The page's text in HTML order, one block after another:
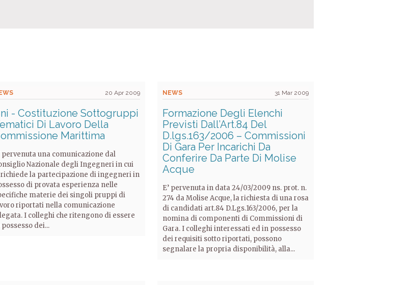
20 Apr 2009
- Costituzione Sottogruppi
Di Lavoro Della
Marittima
pervenuta una comunicazione dal
Nazionale degli Ingegneri in cui
richiede la partecipazione di ingegneri in
di provata esperienza nelle
materie dei singoli pruppi di
riportati nella comunicazione
I colleghi che ritengono di essere
dei...
NEWS 31 Mar 2009
Formazione Degli Elenchi
Previsti Dall’Art.84 Del
D.lgs.163/2006 – Commissioni
Di Gara Per Incarichi Da
Conferire Da Parte Di Molise
Acque
E’ pervenuta in data 24/03/2009 ns. prot. n.
274 da Molise Acque, la richiesta di una rosa
di candidati art.84 D.Lgs.163/2006, per la
nomina di componenti di Commissioni di
Gara. I colleghi interessati ed in possesso
dei requisiti sotto riportati, possono
segnalare la propria disponibilità, alla...